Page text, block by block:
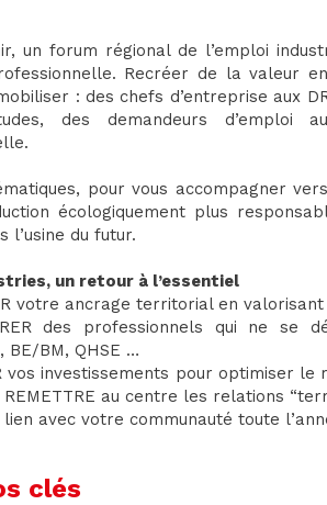
un forum régional de l’emploi
Recréer de la valeur
: des chefs d’entreprise aux
des demandeurs d’emploi
pour vous accompagner
écologiquement plus
l’usine du futur.
un retour à l’essentiel
votre ancrage territorial en
des professionnels qui ne
BE/BM, QHSE …
vos investissements pour optimiser
au centre les relations
lien avec votre communauté toute
clés